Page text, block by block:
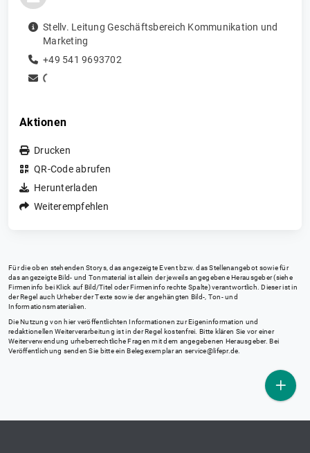
Stellv. Leitung Geschäftsbereich Kommunikation und
Marketing
+49 541 9693702
Aktionen
Drucken
QR-Code abrufen
Herunterladen
Weiterempfehlen
Für die oben stehenden Storys, das angezeigte Event bzw. das Stellenangebot sowie für
das angezeigte Bild- und Tonmaterial ist allein der jeweils angegebene Herausgeber (siehe
Firmeninfo bei Klick auf Bild/Titel oder Firmeninfo rechte Spalte) verantwortlich. Dieser ist in
der Regel auch Urheber der Texte sowie der angehängten Bild-, Ton- und
Informationsmaterialien.
Die Nutzung von hier veröffentlichten Informationen zur Eigeninformation und
redaktionellen Weiterverarbeitung ist in der Regel kostenfrei. Bitte klären Sie vor einer
Weiterverwendung urheberrechtliche Fragen mit dem angegebenen Herausgeber. Bei
Veröffentlichung senden Sie bitte ein Belegexemplar an service@lifepr.de.